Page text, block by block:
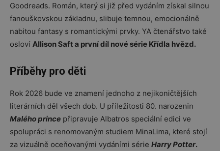
Goodreads. Román, který si již před vydáním získal silnou
fanouškovskou základnu, slibuje temnou, emocionálně
nabitou fantasy s romantickými prvky. YA čtenářstvo také
osloví Allison Saft a první díl nové série Křídla hvězd.
Příběhy pro děti
Rok 2026 bude ve znamení jednoho z nejikoničtějších
literárních děl všech dob. U příležitosti 80. narozenin
Malého prince připravuje Albatros speciální edici ve
spolupráci s renomovaným studiem MinaLima, které stojí
za vizuálně oceňovanými vydáními série Harry Potter.